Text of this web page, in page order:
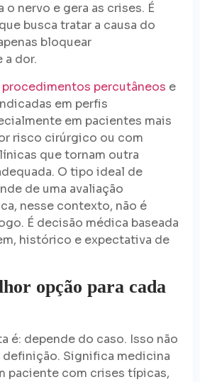
nervo e gera as crises. É
busca tratar a causa do
bloquear
a dor.
procedimentos percutâneos e
em perfis
em pacientes mais
risco cirúrgico ou com
que tornam outra
O tipo ideal de
de uma avaliação
nesse contexto, não é
É decisão médica baseada
histórico e expectativa de
opção para cada
é: depende do caso. Isso não
Significa medicina
paciente com crises típicas,